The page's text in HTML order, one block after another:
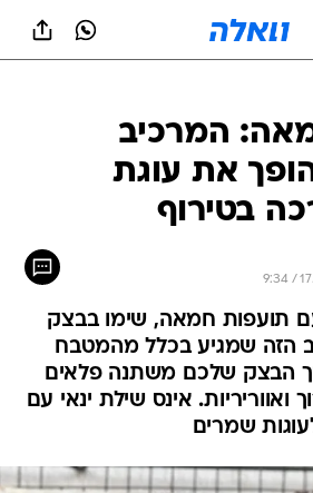
המרכיב
את עוגת
בטירוף
תועפות חמאה, שימו בבצק
הזה שמגיע בכלל מהמטבח
הבצק שלכם משתנה פלאים
ואווריריות. אינס שילת ינאי עם
שמרים